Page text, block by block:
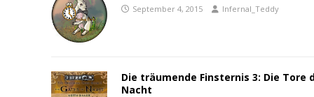
September 4, 2015 Infernal_Teddy
Die träumende Finsternis 3: Die Tore
Nacht